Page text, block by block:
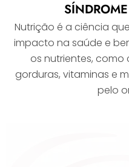
Nutrição é a ciência
impacto na saúde e
os nutrientes,
gorduras, vitaminas e
pelo